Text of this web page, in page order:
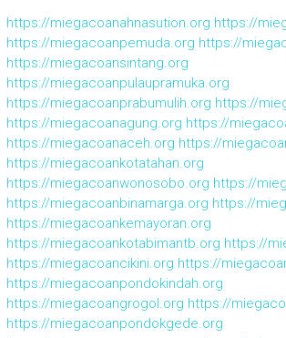
https://miegacoanahnasution.org https://
https://miegacoanpemuda.org https://
https://miegacoansintang.org
https://miegacoanpulaupramuka.org
https://miegacoanprabumulih.org https://
https://miegacoanagung.org https://
https://miegacoanaceh.org https://
https://miegacoankotatahan.org
https://miegacoanwonosobo.org https://
https://miegacoanbinamarga.org https://
https://miegacoankemayoran.org
https://miegacoankotabimantb.org https://
https://miegacoancikini.org https://
https://miegacoanpondokindah.org
https://miegacoangrogol.org https://
https://miegacoanpondokgede.org